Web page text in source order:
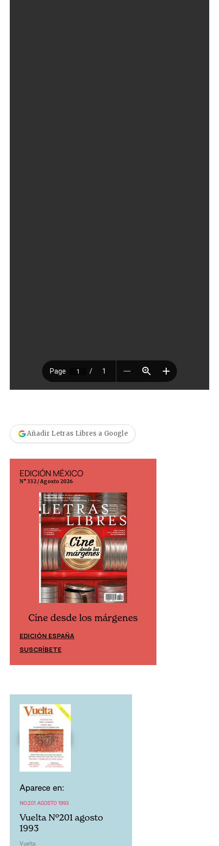
Añadir Letras Libres a Google
EDICIÓN MÉXICO
N° 332 / Agosto 2026
Cine desde los márgenes
EDICIÓN ESPAÑA
SUSCRÍBETE
Aparece en:
NO.201 AGOSTO 1993
Vuelta Nº201 agosto
1993
Vuelta